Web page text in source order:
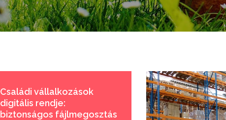
Családi vállalkozások
digitális rendje:
biztonságos fájlmegosztás